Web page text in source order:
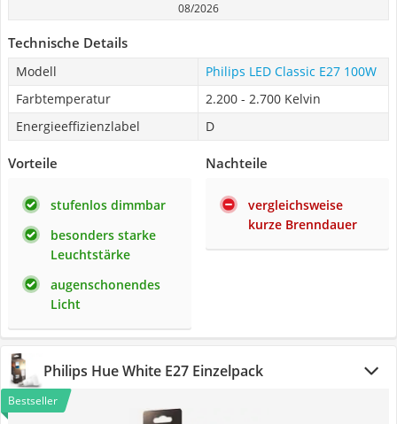
08/2026
Technische Details
Modell
Philips LED Classic E27 100W
Farbtemperatur
2.200 - 2.700 Kelvin
Energieeffizienzlabel
D
Vorteile
stufenlos dimmbar
besonders starke
Leuchtstärke
augenschonendes
Licht
Nachteile
vergleichsweise
kurze Brenndauer
Philips Hue White E27 Einzelpack
Bestseller